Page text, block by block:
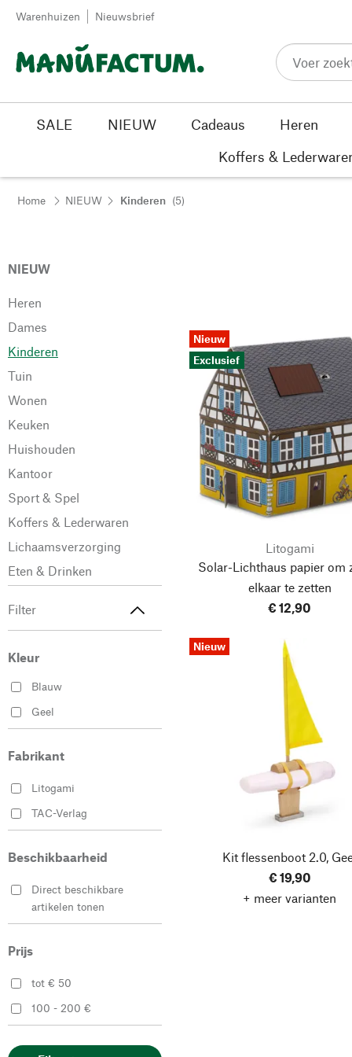
Passer au contenu
Warenhuizen Nieuwsbrief
SALE NIEUW Cadeaus Heren
Koffers &
Home NIEUW Kinderen (5)
NIEUW
Heren
Dames
Kinderen
Tuin
Wonen
Keuken
Huishouden
Kantoor
Sport & Spel
Koffers & Lederwaren
Lichaamsverzorging
Eten & Drinken
Filter
Kleur
Blauw
Geel
Fabrikant
Litogami
TAC-Verlag
Beschikbaarheid
Direct beschikbare
artikelen tonen
Prijs
tot € 50
100 - 200 €
Nieuw
Exclusief
Litogami
Solar-Lichthaus papier om
elkaar te zetten
€ 12,90
Nieuw
Kit flessenboot 2.0,
€ 19,90
+ meer varianten